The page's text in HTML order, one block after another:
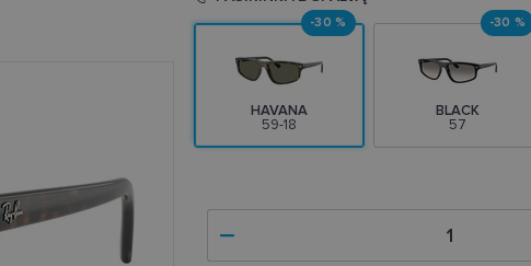
HAVANA
59-18
-30 %
BLACK
57
-30 %